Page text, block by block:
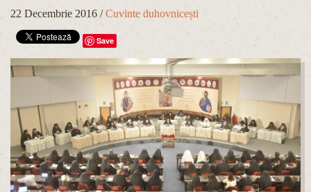
22 Decembrie 2016 /Cuvinte duhovnicești
Save